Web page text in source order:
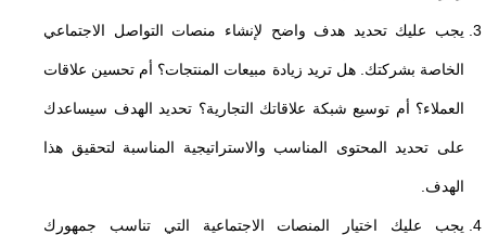
يجب عليك تحديد هدف واضح لإنشاء منصات التواصل الاجتماعي
الخاصة بشركتك. هل تريد زيادة مبيعات المنتجات؟ أم تحسين علاقات
العملاء؟ أم توسيع شبكة علاقاتك التجارية؟ تحديد الهدف سيساعدك
على تحديد المحتوى المناسب والاستراتيجية المناسبة لتحقيق هذا
الهدف.
يجب عليك اختيار المنصات الاجتماعية التي تناسب جمهورك